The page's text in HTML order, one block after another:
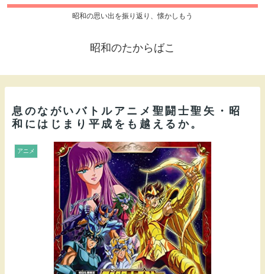
昭和の思い出を振り返り、懐かしもう
昭和のたからばこ
息のながいバトルアニメ聖闘士聖矢・昭
和にはじまり平成をも越えるか。
アニメ